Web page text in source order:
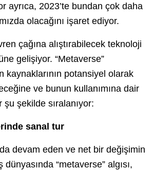
ayrıca, 2023’te bundan çok daha
olacağını işaret ediyor.
çağına alıştırabilecek teknoloji
gelişiyor. “Metaverse”
kaynaklarının potansiyel olarak
ve bunun kullanımına dair
şu şekilde sıralanıyor:
sanal tur
devam eden ve net bir değişimin
dünyasında “metaverse” algısı,